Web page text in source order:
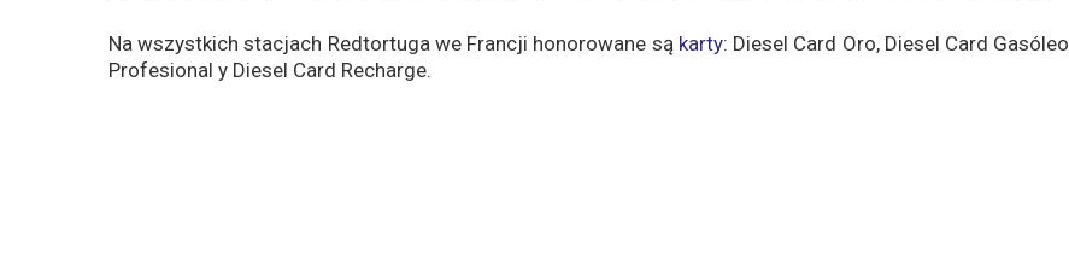
Na wszystkich stacjach Redtortuga we Francji honorowane są karty: Diesel Card Oro, Diesel Card Gasóleo
Profesional y Diesel Card Recharge.